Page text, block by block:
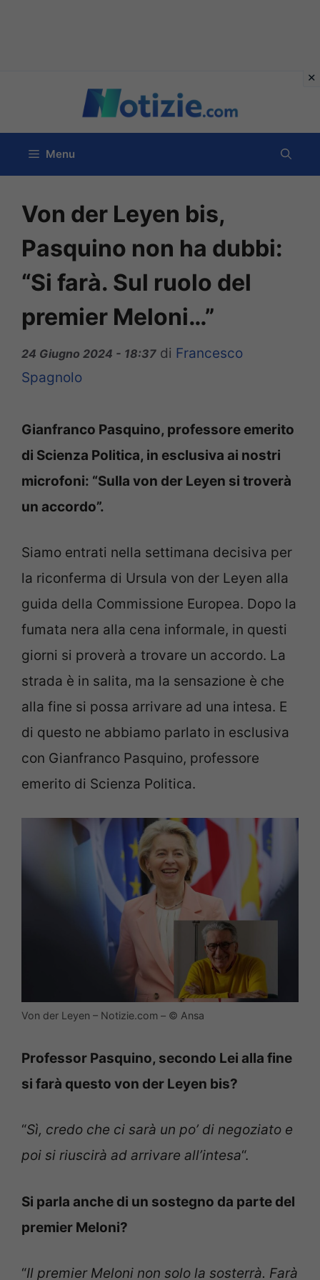
contenuto
Menu
Von der Leyen bis,
Pasquino non ha dubbi:
“Si farà. Sul ruolo del
premier Meloni…”
24 Giugno 2024 - 18:37 di Francesco
Spagnolo
Gianfranco Pasquino, professore emerito
di Scienza Politica, in esclusiva ai nostri
microfoni: “Sulla von der Leyen si troverà
un accordo”.
Siamo entrati nella settimana decisiva per
la riconferma di Ursula von der Leyen alla
guida della Commissione Europea. Dopo la
fumata nera alla cena informale, in questi
giorni si proverà a trovare un accordo. La
strada è in salita, ma la sensazione è che
alla fine si possa arrivare ad una intesa. E
di questo ne abbiamo parlato in esclusiva
con Gianfranco Pasquino, professore
emerito di Scienza Politica.
Von der Leyen – Notizie.com – © Ansa
Professor Pasquino, secondo Lei alla fine
si farà questo von der Leyen bis?
“Sì, credo che ci sarà un po’ di negoziato e
poi si riuscirà ad arrivare all’intesa“.
Si parla anche di un sostegno da parte del
premier Meloni?
“Il premier Meloni non solo la sosterrà. Farà